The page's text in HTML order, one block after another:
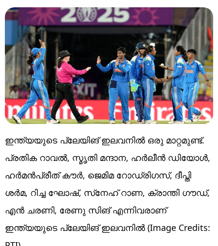
ഇന്ത്യയുടെ പ്ലേയിങ് ഇലവനില്‍ ഒരു മാറ്റമുണ്ട്.
പ്രതിക റാവല്‍, സ്മൃതി മന്ദാന, ഹര്‍ലീന്‍ ഡിയോള്‍,
ഹര്‍മന്‍പ്രീത് കൗര്‍, ജെമിമ റോഡ്രിഗസ്, ദീപ്തി
ശര്‍മ, റിച്ച ഘോഷ്, സ്‌നേഹ് റാണ, ക്രാന്തി ഗൗഡ്,
എന്‍ ചരണി, രേണു സിങ് എന്നിവരാണ്
ഇന്ത്യയുടെ പ്ലേയിങ് ഇലവനില്‍ (Image Credits: